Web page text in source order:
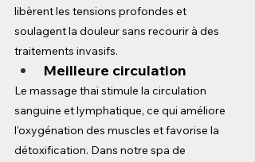
libèrent les tensions profondes et
soulagent la douleur sans recourir à des
traitements invasifs.
Meilleure circulation
Le massage thaï stimule la circulation
sanguine et lymphatique, ce qui améliore
l'oxygénation des muscles et favorise la
détoxification. Dans notre spa de